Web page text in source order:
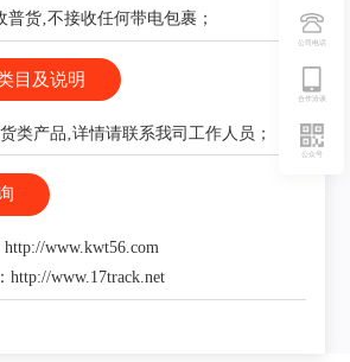
公司电话
合作洽谈
公众号
普货‚不接收任何带电包裹；
目及说明
类产品‚详情请联系我司工作人员；
http://www.kwt56.com
http://www.17track.net